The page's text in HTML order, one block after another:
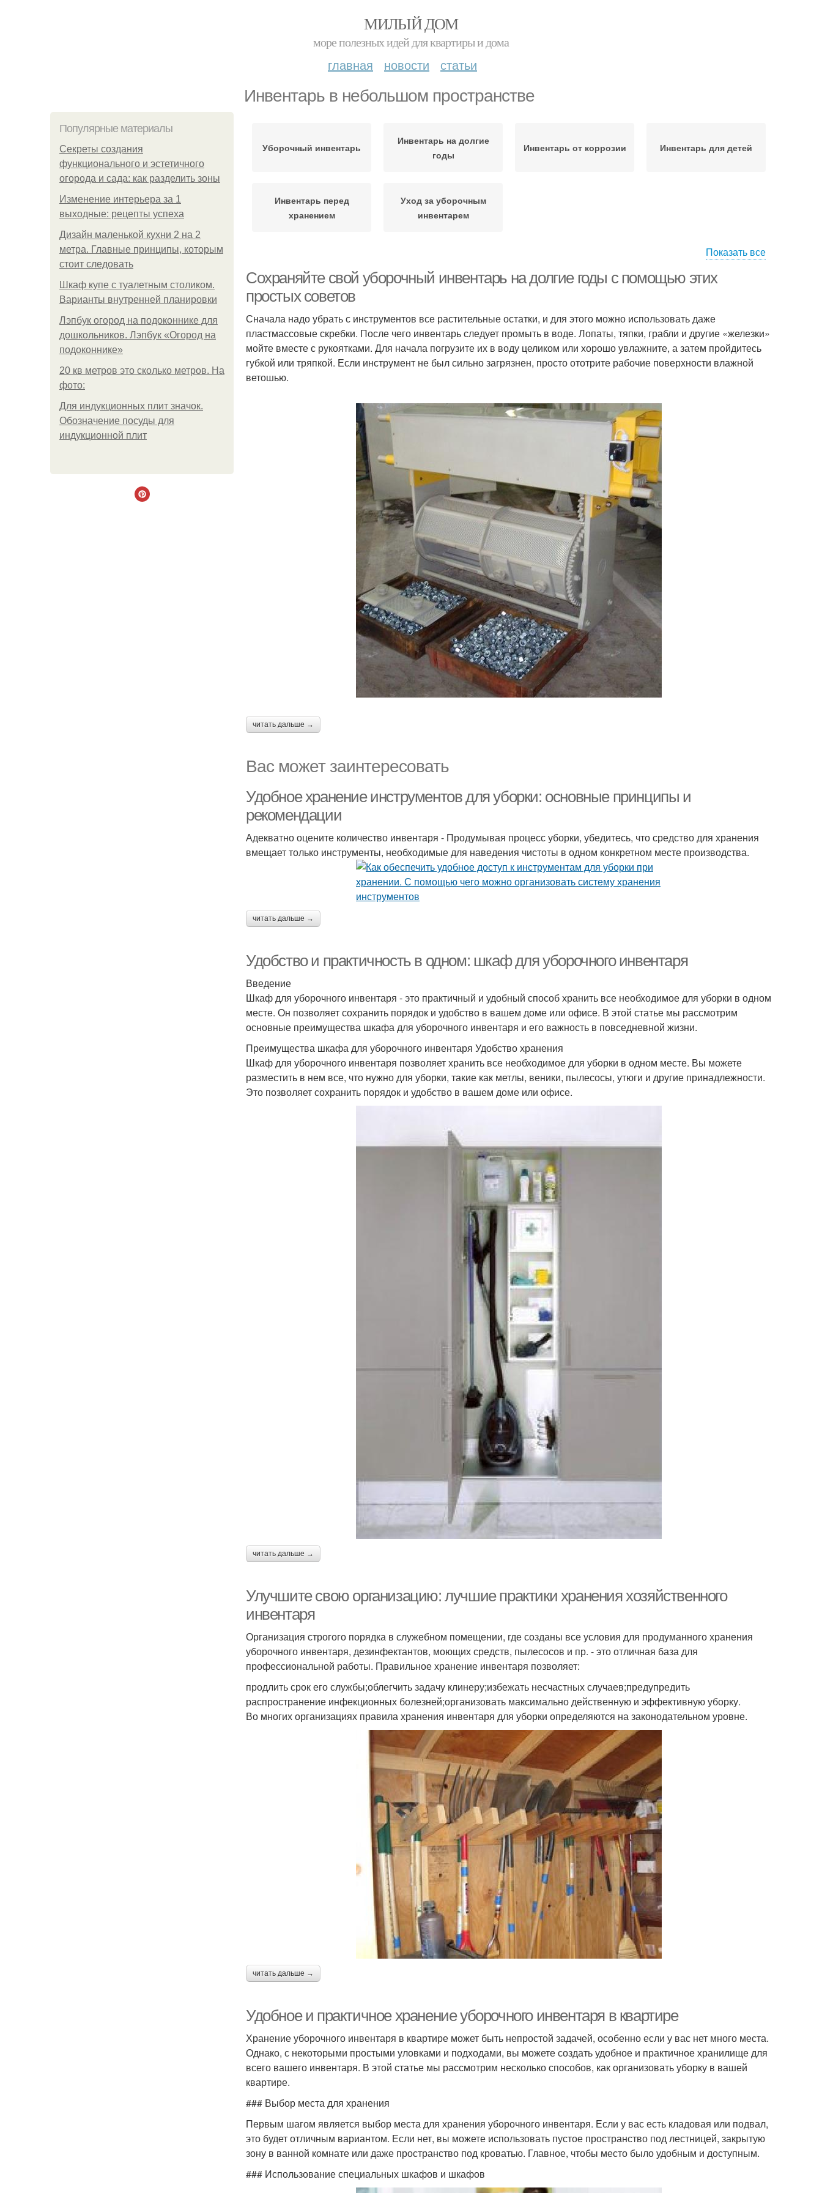
МИЛЫЙ ДОМ
море полезных идей для квартиры и дома
главная новости статьи
Инвентарь в небольшом пространстве
Популярные материалы
Секреты создания
функционального и эстетичного
огорода и сада: как разделить зоны
Изменение интерьера за 1
выходные: рецепты успеха
Дизайн маленькой кухни 2 на 2
метра. Главные принципы, которым
стоит следовать
Шкаф купе с туалетным столиком.
Варианты внутренней планировки
Лэпбук огород на подоконнике для
дошкольников. Лэпбук «Огород на
подоконнике»
20 кв метров это сколько метров. На
фото:
Для индукционных плит значок.
Обозначение посуды для
индукционной плит
Уборочный инвентарь
Инвентарь на долгие
годы
Инвентарь от коррозии Инвентарь для детей
Инвентарь перед
хранением
Уход за уборочным
инвентарем
Показать все
Сохраняйте свой уборочный инвентарь на долгие годы с помощью этих
простых советов
Сначала надо убрать с инструментов все растительные остатки, и для этого можно использовать даже
пластмассовые скребки. После чего инвентарь следует промыть в воде. Лопаты, тяпки, грабли и другие «железки»
мойте вместе с рукоятками. Для начала погрузите их в воду целиком или хорошо увлажните, а затем пройдитесь
губкой или тряпкой. Если инструмент не был сильно загрязнен, просто ототрите рабочие поверхности влажной
ветошью.
читать дальше →
Вас может заинтересовать
Удобное хранение инструментов для уборки: основные принципы и
рекомендации
Адекватно оцените количество инвентаря - Продумывая процесс уборки, убедитесь, что средство для хранения
вмещает только инструменты, необходимые для наведения чистоты в одном конкретном месте производства.
читать дальше →
Удобство и практичность в одном: шкаф для уборочного инвентаря
Введение
Шкаф для уборочного инвентаря - это практичный и удобный способ хранить все необходимое для уборки в одном
месте. Он позволяет сохранить порядок и удобство в вашем доме или офисе. В этой статье мы рассмотрим
основные преимущества шкафа для уборочного инвентаря и его важность в повседневной жизни.
Преимущества шкафа для уборочного инвентаря Удобство хранения
Шкаф для уборочного инвентаря позволяет хранить все необходимое для уборки в одном месте. Вы можете
разместить в нем все, что нужно для уборки, такие как метлы, веники, пылесосы, утюги и другие принадлежности.
Это позволяет сохранить порядок и удобство в вашем доме или офисе.
читать дальше →
Улучшите свою организацию: лучшие практики хранения хозяйственного
инвентаря
Организация строгого порядка в служебном помещении, где созданы все условия для продуманного хранения
уборочного инвентаря, дезинфектантов, моющих средств, пылесосов и пр. - это отличная база для
профессиональной работы. Правильное хранение инвентаря позволяет:
продлить срок его службы;облегчить задачу клинеру;избежать несчастных случаев;предупредить
распространение инфекционных болезней;организовать максимально действенную и эффективную уборку.
Во многих организациях правила хранения инвентаря для уборки определяются на законодательном уровне.
читать дальше →
Удобное и практичное хранение уборочного инвентаря в квартире
Хранение уборочного инвентаря в квартире может быть непростой задачей, особенно если у вас нет много места.
Однако, с некоторыми простыми уловками и подходами, вы можете создать удобное и практичное хранилище для
всего вашего инвентаря. В этой статье мы рассмотрим несколько способов, как организовать уборку в вашей
квартире.
### Выбор места для хранения
Первым шагом является выбор места для хранения уборочного инвентаря. Если у вас есть кладовая или подвал,
это будет отличным вариантом. Если нет, вы можете использовать пустое пространство под лестницей, закрытую
зону в ванной комнате или даже пространство под кроватью. Главное, чтобы место было удобным и доступным.
### Использование специальных шкафов и шкафов